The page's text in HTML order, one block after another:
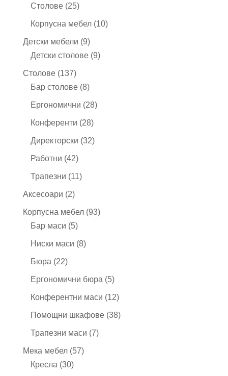
Столове 2525
продукта
Корпусна мебел 1010
Детски мебели 99
продукта
Детски столове 99
Столове 137137
продукта
Бар столове 88
продукта
Ергономични 2828
Конференти 2828
продукта
Директорски 3232
Работни 4242
продукта
Трапезни 1111
Аксесоари 22
продукта
Корпусна мебел 9393
Бар маси 55
продукта
Ниски маси 88
Бюра 2222
продукта
Ергономични бюра 55
продукта
Конферентни маси 1212
продукта
Помощни шкафове 3838
Трапезни маси 77
Мека мебел 5757
Кресла 3030